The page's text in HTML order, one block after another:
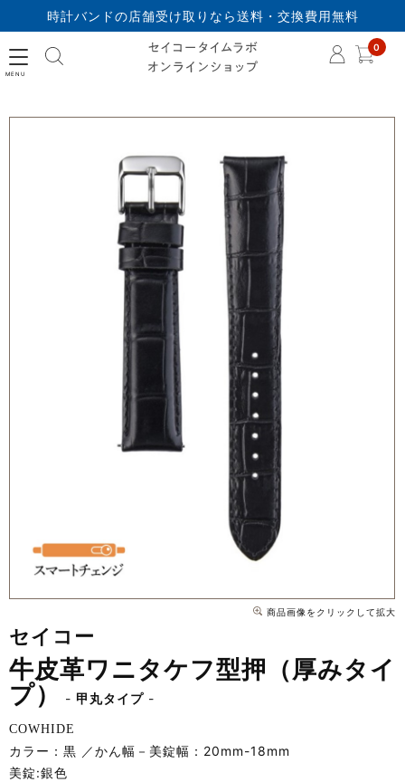
時計バンドの店舗受け取りなら送料・交換費用無料
セイコータイムラボオ
0
商品画像をクリックして拡大
セイコー
牛皮革ワニタケフ型押（厚みタイ
プ）
甲丸タイプ
COWHIDE
カラー：黒
かん幅－美錠幅：20mm-18mm
美錠:銀色